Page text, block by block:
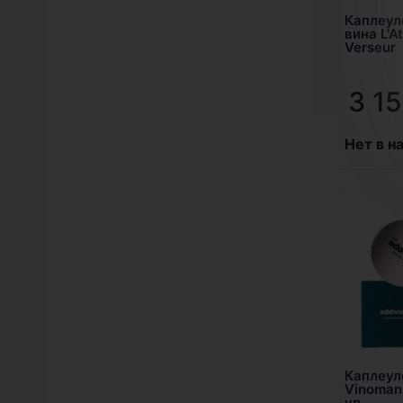
вина
Verseur
3
Нет в